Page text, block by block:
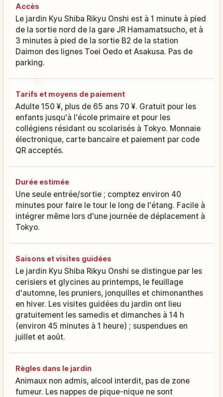
Accès
Le jardin Kyu Shiba Rikyu Onshi est à 1 minute à pied
de la sortie nord de la gare JR Hamamatsucho, et à
3 minutes à pied de la sortie B2 de la station
Daimon des lignes Toei Oedo et Asakusa. Pas de
parking.
Tarifs et moyens de paiement
Adulte 150 ¥, plus de 65 ans 70 ¥. Gratuit pour les
enfants jusqu'à l'école primaire et pour les
collégiens résidant ou scolarisés à Tokyo. Monnaie
électronique, carte bancaire et paiement par code
QR acceptés.
Durée estimée
Une seule entrée/sortie ; comptez environ 40
minutes pour faire le tour le long de l'étang. Facile à
intégrer même lors d'une journée de déplacement à
Tokyo.
Saisons et visites guidées
Le jardin Kyu Shiba Rikyu Onshi se distingue par les
cerisiers et glycines au printemps, le feuillage
d'automne, les pruniers, jonquilles et chimonanthes
en hiver. Les visites guidées du jardin ont lieu
gratuitement les samedis et dimanches à 14 h
(environ 45 minutes à 1 heure) ; suspendues en
juillet et août.
Règles dans le jardin
Animaux non admis, alcool interdit, pas de zone
fumeur. Les nappes de pique-nique ne sont